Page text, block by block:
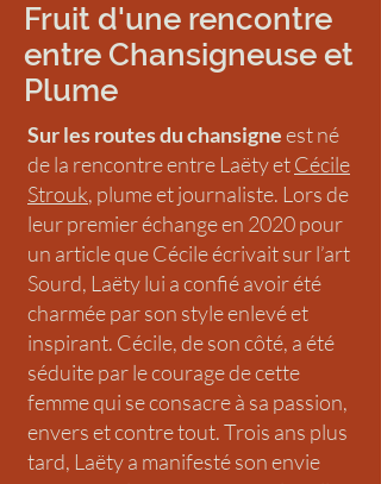
Fruit d'une rencontre
entre Chansigneuse et
Plume
Sur les routes du chansigneest né
de la rencontre entre Laëty etCécile
Strouk, plume et journaliste. Lors de
leur premier échange en 2020 pour
un article que Cécile écrivait sur l’art
Sourd, Laëty lui a confié avoir été
charmée par son style enlevé et
inspirant. Cécile, de son côté, a été
séduite par le courage de cette
femme qui se consacre à sa passion,
envers et contre tout. Trois ans plus
tard, Laëty a manifesté son envie